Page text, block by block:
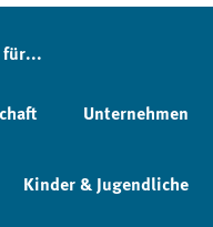
Unternehmen
Kinder & Jugendliche